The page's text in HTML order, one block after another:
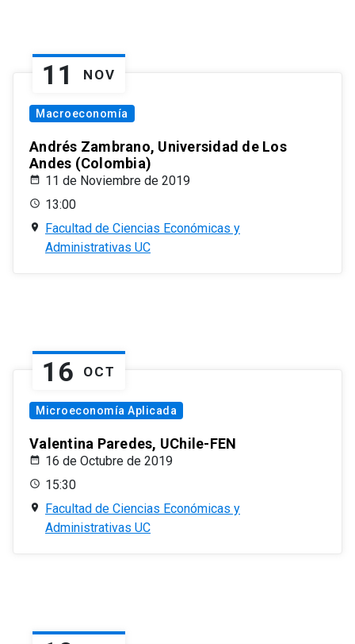
11 NOV
Macroeconomía
Andrés Zambrano, Universidad de Los
Andes (Colombia)
11 de Noviembre de 2019
13:00
Facultad de Ciencias Económicas y
Administrativas UC
16 OCT
Microeconomía Aplicada
Valentina Paredes, UChile-FEN
16 de Octubre de 2019
15:30
Facultad de Ciencias Económicas y
Administrativas UC